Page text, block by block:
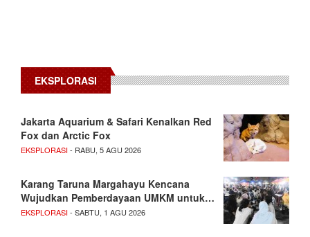
EKSPLORASI
Jakarta Aquarium & Safari Kenalkan Red
Fox dan Arctic Fox
EKSPLORASI- RABU, 5 AGU 2026
Karang Taruna Margahayu Kencana
Wujudkan Pemberdayaan UMKM untuk…
EKSPLORASI- SABTU, 1 AGU 2026